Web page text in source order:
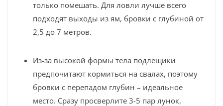
только помешать. Для ловли лучше всего
подходят выходы из ям, бровки с глубиной от
2,5 до 7 метров.
Из-за высокой формы тела подлещики
предпочитают кормиться на свалах, поэтому
бровки с перепадом глубин – идеальное
место. Сразу просверлите 3-5 пар лунок,